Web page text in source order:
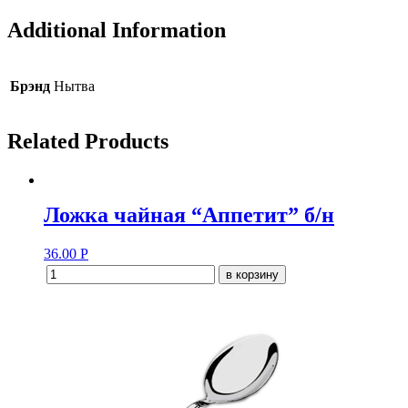
Additional Information
Брэнд Нытва
Related Products
Ложка чайная “Аппетит” б/н
36.00 Р
в корзину